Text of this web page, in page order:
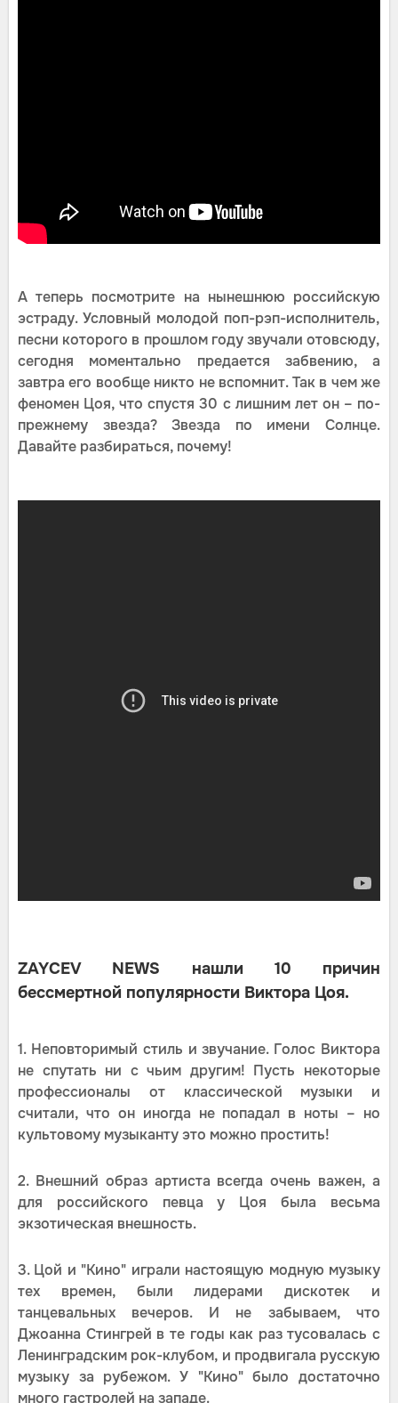
А теперь посмотрите на нынешнюю российскую
эстраду. Условный молодой поп-рэп-исполнитель,
песни которого в прошлом году звучали отовсюду,
сегодня моментально предается забвению, а
завтра его вообще никто не вспомнит. Так в чем же
феномен Цоя, что спустя 30 с лишним лет он – по-
прежнему звезда? Звезда по имени Солнце.
Давайте разбираться, почему!
ZAYCEV NEWS нашли 10 причин
бессмертной популярности Виктора Цоя.
1. Неповторимый стиль и звучание. Голос Виктора
не спутать ни с чьим другим! Пусть некоторые
профессионалы от классической музыки и
считали, что он иногда не попадал в ноты – но
культовому музыканту это можно простить!
2. Внешний образ артиста всегда очень важен, а
для российского певца у Цоя была весьма
экзотическая внешность.
3. Цой и "Кино" играли настоящую модную музыку
тех времен, были лидерами дискотек и
танцевальных вечеров. И не забываем, что
Джоанна Стингрей в те годы как раз тусовалась с
Ленинградским рок-клубом, и продвигала русскую
музыку за рубежом. У "Кино" было достаточно
много гастролей на западе.